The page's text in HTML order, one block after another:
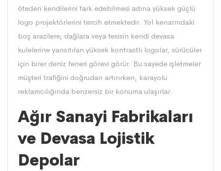
öteden kendilerini fark edebilmesi adına yüksek güçlü
logo projektörlerini tercih etmektedir. Yol kenarındaki
boş arazilere, dağlara veya tesisin kendi devasa
kulelerine yansıtılan yüksek kontrastlı logolar, sürücüler
için birer deniz feneri görevi görür. Bu sayede işletmeler
müşteri trafiğini doğrudan artırırken, karayolu
reklamcılığında benzersiz bir konuma ulaşırlar.
Ağır Sanayi Fabrikaları
ve Devasa Lojistik
Depolar